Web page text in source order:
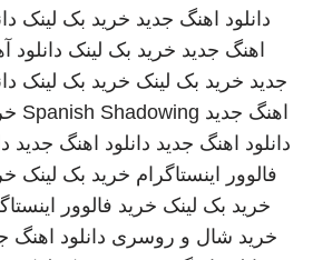
دانلود اهنگ جدید خرید بک لینک
اهنگ جدید خرید بک لینک دانلود
جدید خرید بک لینک خرید بک لینک
اهنگ جدید Spanish Shadowing
دانلود اهنگ جدید دانلود اهنگ جدید
فالوور اینستاگرام خرید بک لینک
خرید بک لینک خرید فالوور
خرید شال و روسری دانلود اهنگ